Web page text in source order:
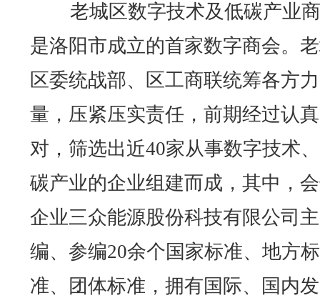
老城区数字技术及低碳产业
是洛阳市成立的首家数字商会。
区委统战部、区工商联统筹各方力
量，压紧压实责任，前期经过认
对，筛选出近40家从事数字技术
碳产业的企业组建而成，其中，
企业三众能源股份科技有限公司主
编、参编20余个国家标准、地方标
准、团体标准，拥有国际、国内